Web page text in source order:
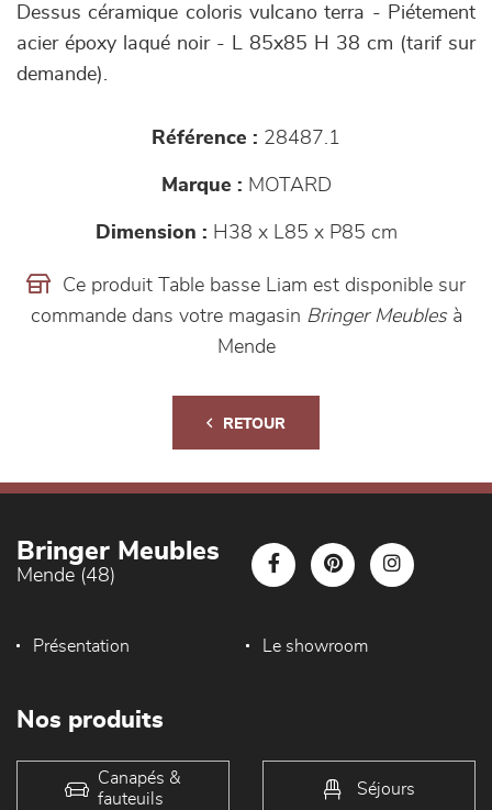
Dessus céramique coloris vulcano terra - Piétement
acier époxy laqué noir - L 85x85 H 38 cm (tarif sur
demande).
Référence : 28487.1
Marque : MOTARD
Dimension : H38 x L85 x P85 cm
Ce produit Table basse Liam est disponible sur
commande dans votre magasin Bringer Meublesà
Mende
RETOUR
Bringer Meubles
Mende (48)
Présentation Le showroom
Nos produits
Canapés &
fauteuils
Séjours